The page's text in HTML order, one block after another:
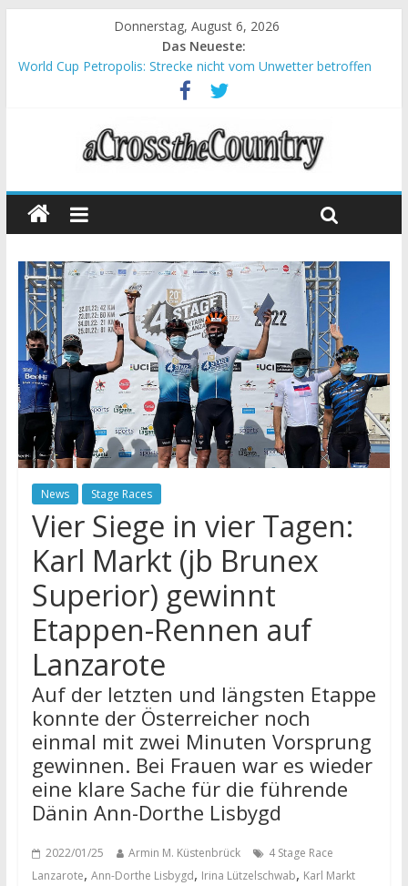
Donnerstag, August 6, 2026
Das Neueste:
World Cup Petropolis: Strecke nicht vom Unwetter betroffen
Krumbach und Obergessertshausen: Mountainbike-Bundesliga
Supercup Massi Banyoles: Siege für Carod und Richards
Halbzeit beim Andalucia Bike Race: Weltmeister Seewald führt
Chelva: Schweizer Doppelsieg beim ersten XCO-Rennen der
News Stage Races
Vier Siege in vier Tagen:
Karl Markt (jb Brunex
Superior) gewinnt
Etappen-Rennen auf
Lanzarote
Auf der letzten und längsten Etappe
konnte der Österreicher noch
einmal mit zwei Minuten Vorsprung
gewinnen. Bei Frauen war es wieder
eine klare Sache für die führende
Dänin Ann-Dorthe Lisbygd
2022/01/25 Armin M. Küstenbrück
4 Stage Race
Lanzarote, Ann-Dorthe Lisbygd, Irina Lützelschwab, Karl Markt